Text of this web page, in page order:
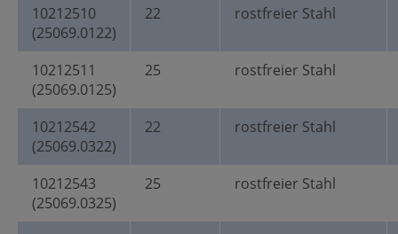
10212510
(25069.0122)
22 rostfreier Stahl
10212511
(25069.0125)
25 rostfreier Stahl
10212542
(25069.0322)
22 rostfreier Stahl
10212543
(25069.0325)
25 rostfreier Stahl